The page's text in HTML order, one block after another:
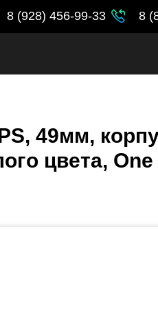
8 (928) 456-99-33 8
49мм,
цвета, One